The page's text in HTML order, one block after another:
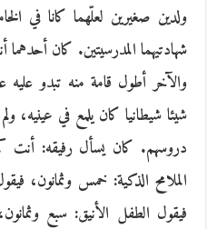
ولدين صغيرين لعلّهما كانا في
شهادتيهما المدرسيتين. كان أحدهما
والآخر أطول قامة منه تبدو عليه
شيئا شيطانيا كان يلمع في عينيه،
دروسهم. كان يسأل رفيقه: أنت
الملامح الذكية: خمس وثمانون،
فيقول الطفل الأنيق: سبع